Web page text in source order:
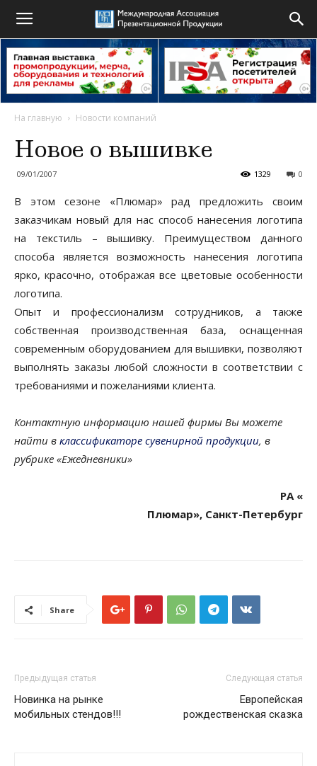
На главную Новости компаний
Новое о вышивке
09/01/2007 0
1329
В этом сезоне «Плюмар» рад предложить своим
заказчикам новый для нас способ нанесения логотипа
на текстиль – вышивку. Преимуществом данного
способа является возможность нанесения логотипа
ярко, красочно, отображая все цветовые особенности
логотипа.
Опыт и профессионализм сотрудников, а также
собственная производственная база, оснащенная
современным оборудованием для вышивки, позволяют
выполнять заказы любой сложности в соответствии с
требованиями и пожеланиями клиента.
Контактную информацию нашей фирмы Вы можете
найти в классификаторе сувенирной продукции, в
рубрике «Ежедневники»
РА «
Плюмар», Санкт-Петербург
Share
Предыдущая статья
Новинка на рынке
мобильных стендов!!!
Следующая статья
Европейская
рождественская сказка